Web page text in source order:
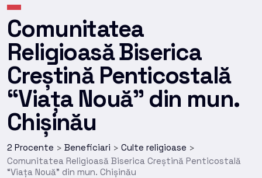
Comunitatea
Religioasă Biserica
Creștină Penticostală
“Viața Nouă” din mun.
Chișinău
2 Procente > Beneficiari > Culte religioase >
Comunitatea Religioasă Biserica Creștină Penticostală
“Viața Nouă” din mun. Chișinău